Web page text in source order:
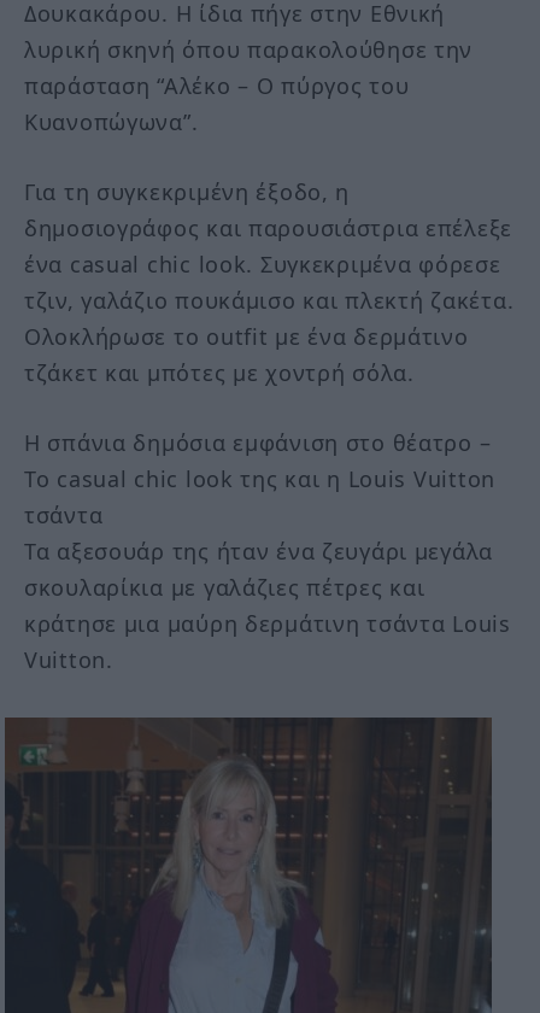
Δουκακάρου. Η ίδια πήγε στην Εθνική
λυρική σκηνή όπου παρακολούθησε την
παράσταση “Αλέκο – Ο πύργος του
Κυανοπώγωνα”.
Για τη συγκεκριμένη έξοδο, η
δημοσιογράφος και παρουσιάστρια επέλεξε
ένα casual chic look. Συγκεκριμένα φόρεσε
τζιν, γαλάζιο πουκάμισο και πλεκτή ζακέτα.
Ολοκλήρωσε το outfit με ένα δερμάτινο
τζάκετ και μπότες με χοντρή σόλα.
Η σπάνια δημόσια εμφάνιση στο θέατρο –
Το casual chic look της και η Louis Vuitton
τσάντα
Τα αξεσουάρ της ήταν ένα ζευγάρι μεγάλα
σκουλαρίκια με γαλάζιες πέτρες και
κράτησε μια μαύρη δερμάτινη τσάντα Louis
Vuitton.